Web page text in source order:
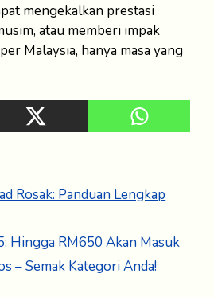
mengekalkan prestasi
atau memberi impak
Malaysia, hanya masa yang
Rosak: Panduan Lengkap
Hingga RM650 Akan Masuk
– Semak Kategori Anda!